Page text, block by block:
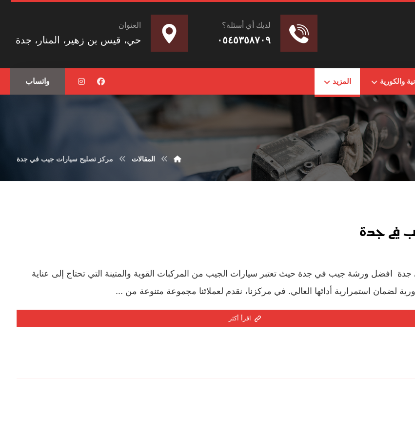
العنوان
حي، قيس بن زهير، المنار، جدة
لديك أي أسئلة؟
٠٥٤٥٣٥٨٧٠٩
والكورية المزيد واتساب
المقالات مركز تصليح سيارات جيب في جدة
في جدة
افضل ورشة جيب في جدة حيث تعتبر سيارات الجيب من المركبات القوية والمتينة التي تحتاج إلى عناية
لضمان استمرارية أدائها العالي. في مركزنا، نقدم لعملائنا مجموعة متنوعة من ...
اقرأ أكثر